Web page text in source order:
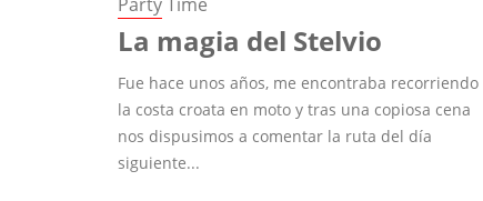
La magia del Stelvio
Fue hace unos años, me encontraba recorriendo
la costa croata en moto y tras una copiosa cena
nos dispusimos a comentar la ruta del día
siguiente...